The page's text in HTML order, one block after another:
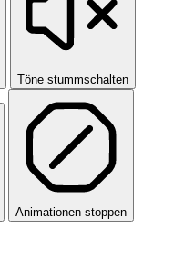
Töne stummschalten
Animationen stoppen